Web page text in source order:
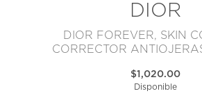
DIOR
DIOR FOREVER, SKIN
CORRECTOR
$1,020.00
Disponible